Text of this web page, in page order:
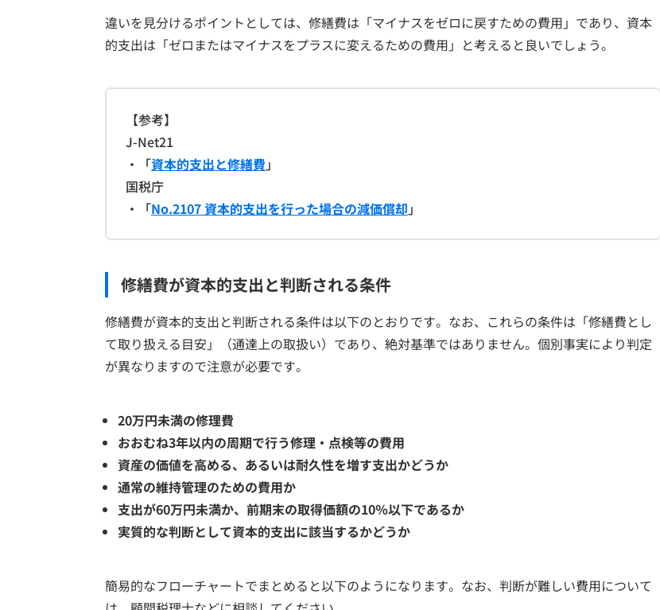
違いを見分けるポイントとしては、修繕費は「マイナスをゼロに戻すための費用」であり、資本
的支出は「ゼロまたはマイナスをプラスに変えるための費用」と考えると良いでしょう。
【参考】
J-Net21
・「資本的支出と修繕費 」
国税庁
・「No.2107 資本的支出を行った場合の減価償却 」
修繕費が資本的支出と判断される条件
修繕費が資本的支出と判断される条件は以下のとおりです。なお、これらの条件は「修繕費とし
て取り扱える目安」（通達上の取扱い）であり、絶対基準ではありません。個別事実により判定
が異なりますので注意が必要です。
20万円未満の修理費
おおむね3年以内の周期で行う修理・点検等の費用
資産の価値を高める、あるいは耐久性を増す支出かどうか
通常の維持管理のための費用か
支出が60万円未満か、前期末の取得価額の10％以下であるか
実質的な判断として資本的支出に該当するかどうか
簡易的なフローチャートでまとめると以下のようになります。なお、判断が難しい費用について